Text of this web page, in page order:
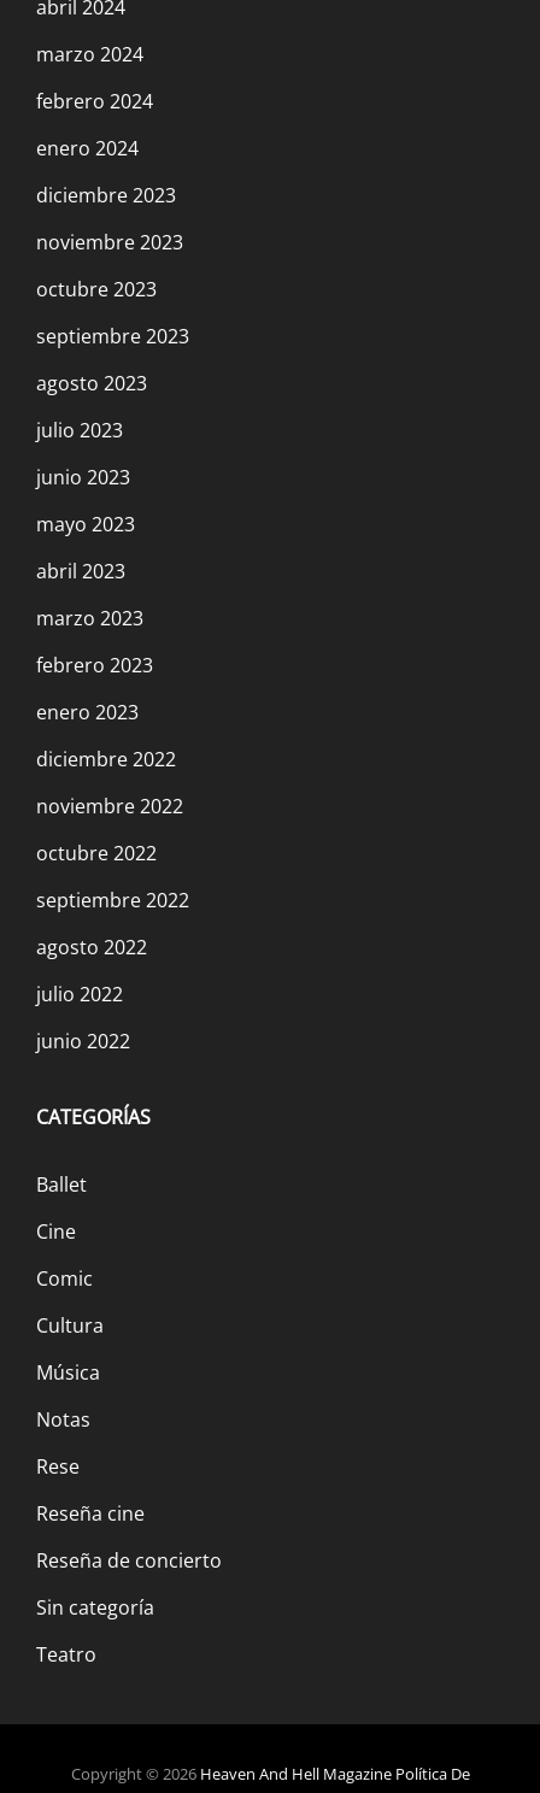
abril 2024
marzo 2024
febrero 2024
enero 2024
diciembre 2023
noviembre 2023
octubre 2023
septiembre 2023
agosto 2023
julio 2023
junio 2023
mayo 2023
abril 2023
marzo 2023
febrero 2023
enero 2023
diciembre 2022
noviembre 2022
octubre 2022
septiembre 2022
agosto 2022
julio 2022
junio 2022
CATEGORÍAS
Ballet
Cine
Comic
Cultura
Música
Notas
Rese
Reseña cine
Reseña de concierto
Sin categoría
Teatro
Copyright © 2026 Heaven And Hell Magazine Política De